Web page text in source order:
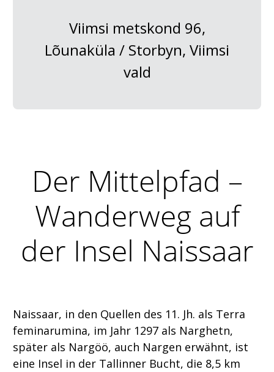
Viimsi metskond 96,
Lõunaküla / Storbyn, Viimsi
vald
Der Mittelpfad –
Wanderweg auf
der Insel Naissaar
Naissaar, in den Quellen des 11. Jh. als Terra
feminarumina, im Jahr 1297 als Narghetn,
später als Nargöö, auch Nargen erwähnt, ist
eine Insel in der Tallinner Bucht, die 8,5 km